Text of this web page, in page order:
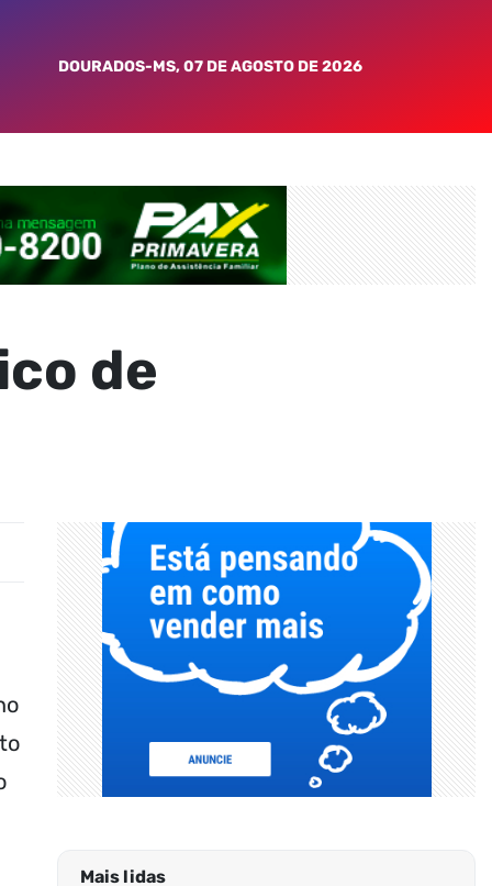
DOURADOS-MS, 07 DE AGOSTO DE 2026
de
Mais lidas